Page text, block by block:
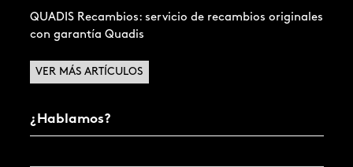
VER MÁS ARTÍCULOS
QUADIS Recambios: servicio de recambios originales
con garantía Quadis
¿Hablamos?